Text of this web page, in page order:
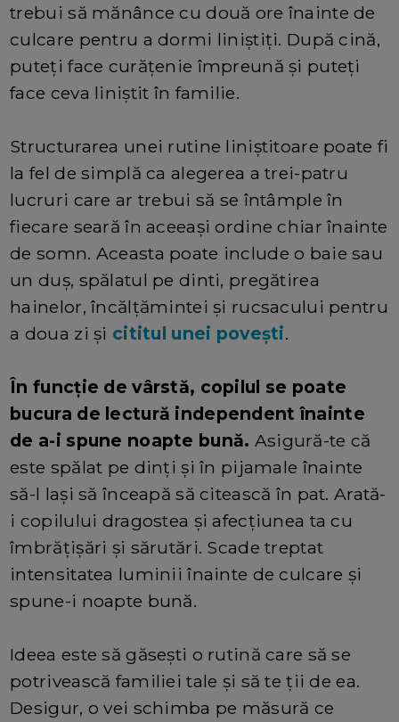
trebui să mănânce cu două ore înainte de
culcare pentru a dormi liniștiți. După cină,
puteți face curățenie împreună și puteți
face ceva liniștit în familie.
Structurarea unei rutine liniștitoare poate fi
la fel de simplă ca alegerea a trei-patru
lucruri care ar trebui să se întâmple în
fiecare seară în aceeași ordine chiar înainte
de somn. Aceasta poate include o baie sau
un duș, spălatul pe dinti, pregătirea
hainelor, încălțămintei și rucsacului pentru
a doua zi și cititul unei povești.
În funcție de vârstă, copilul se poate
bucura de lectură independent înainte
de a-i spune noapte bună. Asigură-te că
este spălat pe dinți și în pijamale înainte
să-l lași să înceapă să citească în pat. Arată-
i copilului dragostea și afecțiunea ta cu
îmbrățișări și sărutări. Scade treptat
intensitatea luminii înainte de culcare și
spune-i noapte bună.
Ideea este să găsești o rutină care să se
potrivească familiei tale și să te ții de ea.
Desigur, o vei schimba pe măsură ce